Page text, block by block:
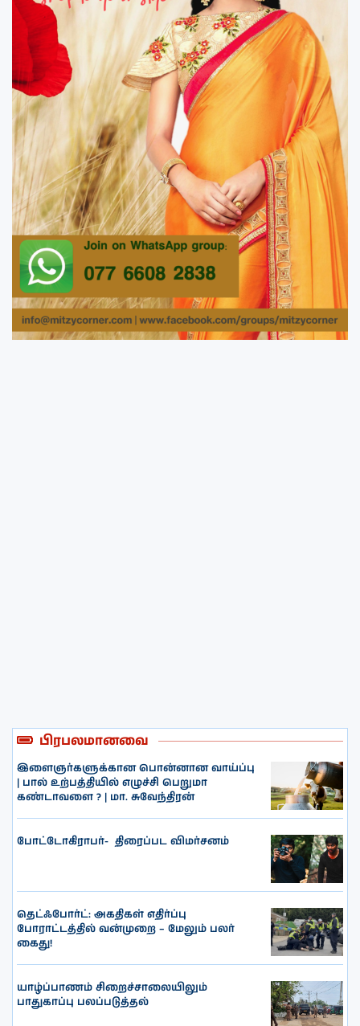
பிரபலமானவை
இளைஞர்களுக்கான பொன்னான வாய்ப்பு
| பால் உற்பத்தியில் எழுச்சி பெறுமா
கண்டாவளை ? | மா. சுவேந்திரன்
போட்டோகிராபர்- ‌ திரைப்பட விமர்சனம்
தெட்ஃபோர்ட்: அகதிகள் எதிர்ப்பு
போராட்டத்தில் வன்முறை – மேலும் பலர்
கைது!
யாழ்ப்பாணம் சிறைச்சாலையிலும்
பாதுகாப்பு பலப்படுத்தல்